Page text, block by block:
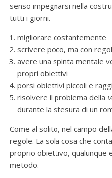
senso impegnarsi nella
tutti i giorni.
migliorare costantemente
scrivere poco, ma con
avere una spinta mentale
propri obiettivi
porsi obiettivi piccoli e
risolvere il problema della
durante la stesura di un
Come al solito, nel campo
regole. La sola cosa che
proprio obiettivo, qualunque
metodo.